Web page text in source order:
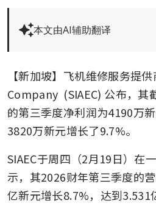
本文由AI辅助翻译
【新加坡】飞机维修服务提供
Company (SIAEC) 公布，其
的第三季度净利润为4190万
3820万新元增长了9.7%。
SIAEC于周四（2月19日）在
示，其2026财年第三季度的
亿新元增长8.7%，达到3.531